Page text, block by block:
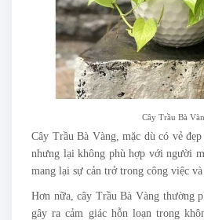
Cây Trầu Bà
Cây Trầu Bà Vàng, mặc dù có vẻ
nhưng lại không phù hợp với người
mang lại sự cản trở trong công việc và
Hơn nữa, cây Trầu Bà Vàng thường
gây ra cảm giác hỗn loạn trong